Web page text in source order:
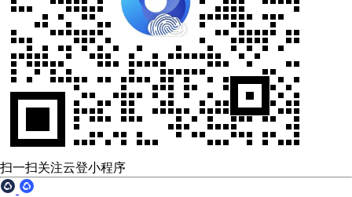
扫一扫关注云登小程序